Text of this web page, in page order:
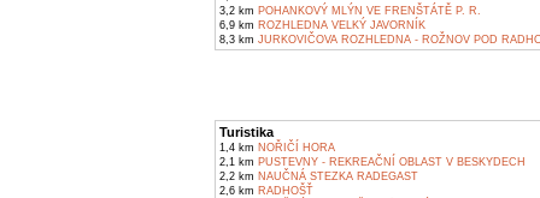
3,2 km POHANKOVÝ MLÝN VE FRENŠTÁTĚ P. R.
6,9 km ROZHLEDNA VELKÝ JAVORNÍK
8,3 km JURKOVIČOVA ROZHLEDNA - ROŽNOV POD
Turistika
1,4 km NOŘIČÍ HORA
2,1 km PUSTEVNY - REKREAČNÍ OBLAST V BESKYDECH
2,2 km NAUČNÁ STEZKA RADEGAST
2,6 km RADHOŠŤ